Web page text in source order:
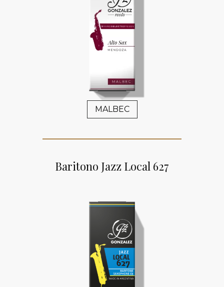
MALBEC
Baritono Jazz Local 627